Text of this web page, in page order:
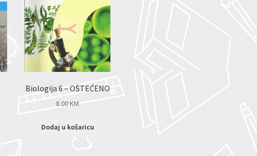
Biologija 6 – OŠTEĆENO
8.00KM
Dodaj u košaricu